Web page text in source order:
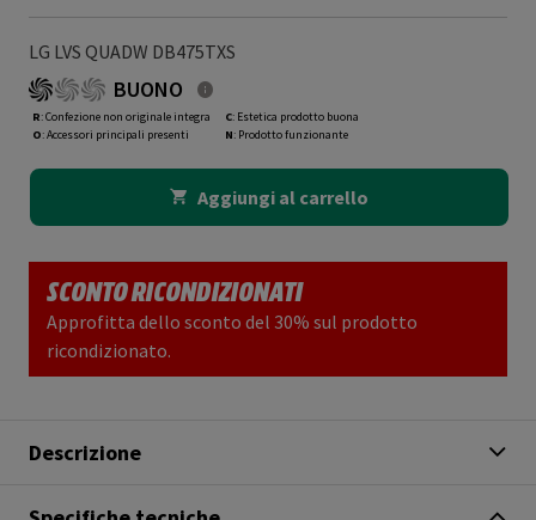
LG LVS QUADW DB475TXS
BUONO
R: Confezione non originale integra
O: Accessori principali presenti
C: Estetica prodotto buona
N: Prodotto funzionante
Aggiungi al carrello
SCONTO RICONDIZIONATI
Approfitta dello sconto del 30% sul prodotto
ricondizionato.
Descrizione